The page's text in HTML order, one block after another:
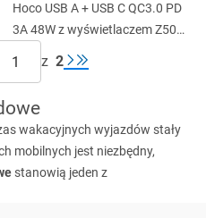
Hoco USB A + USB C QC3.0 PD
3A 48W z wyświetlaczem Z50
z 2
wakacyjnych wyjazdów stały
mobilnych jest niezbędny,
stanowią jeden z